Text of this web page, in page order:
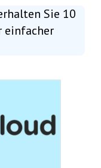
Sie 10
einfacher